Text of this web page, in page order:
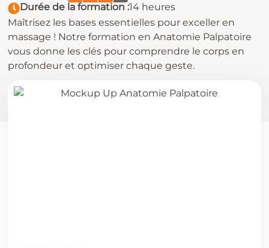
Durée de la formation :14 heures
Maîtrisez les bases essentielles pour exceller en
massage ! Notre formation en Anatomie Palpatoire
vous donne les clés pour comprendre le corps en
profondeur et optimiser chaque geste.